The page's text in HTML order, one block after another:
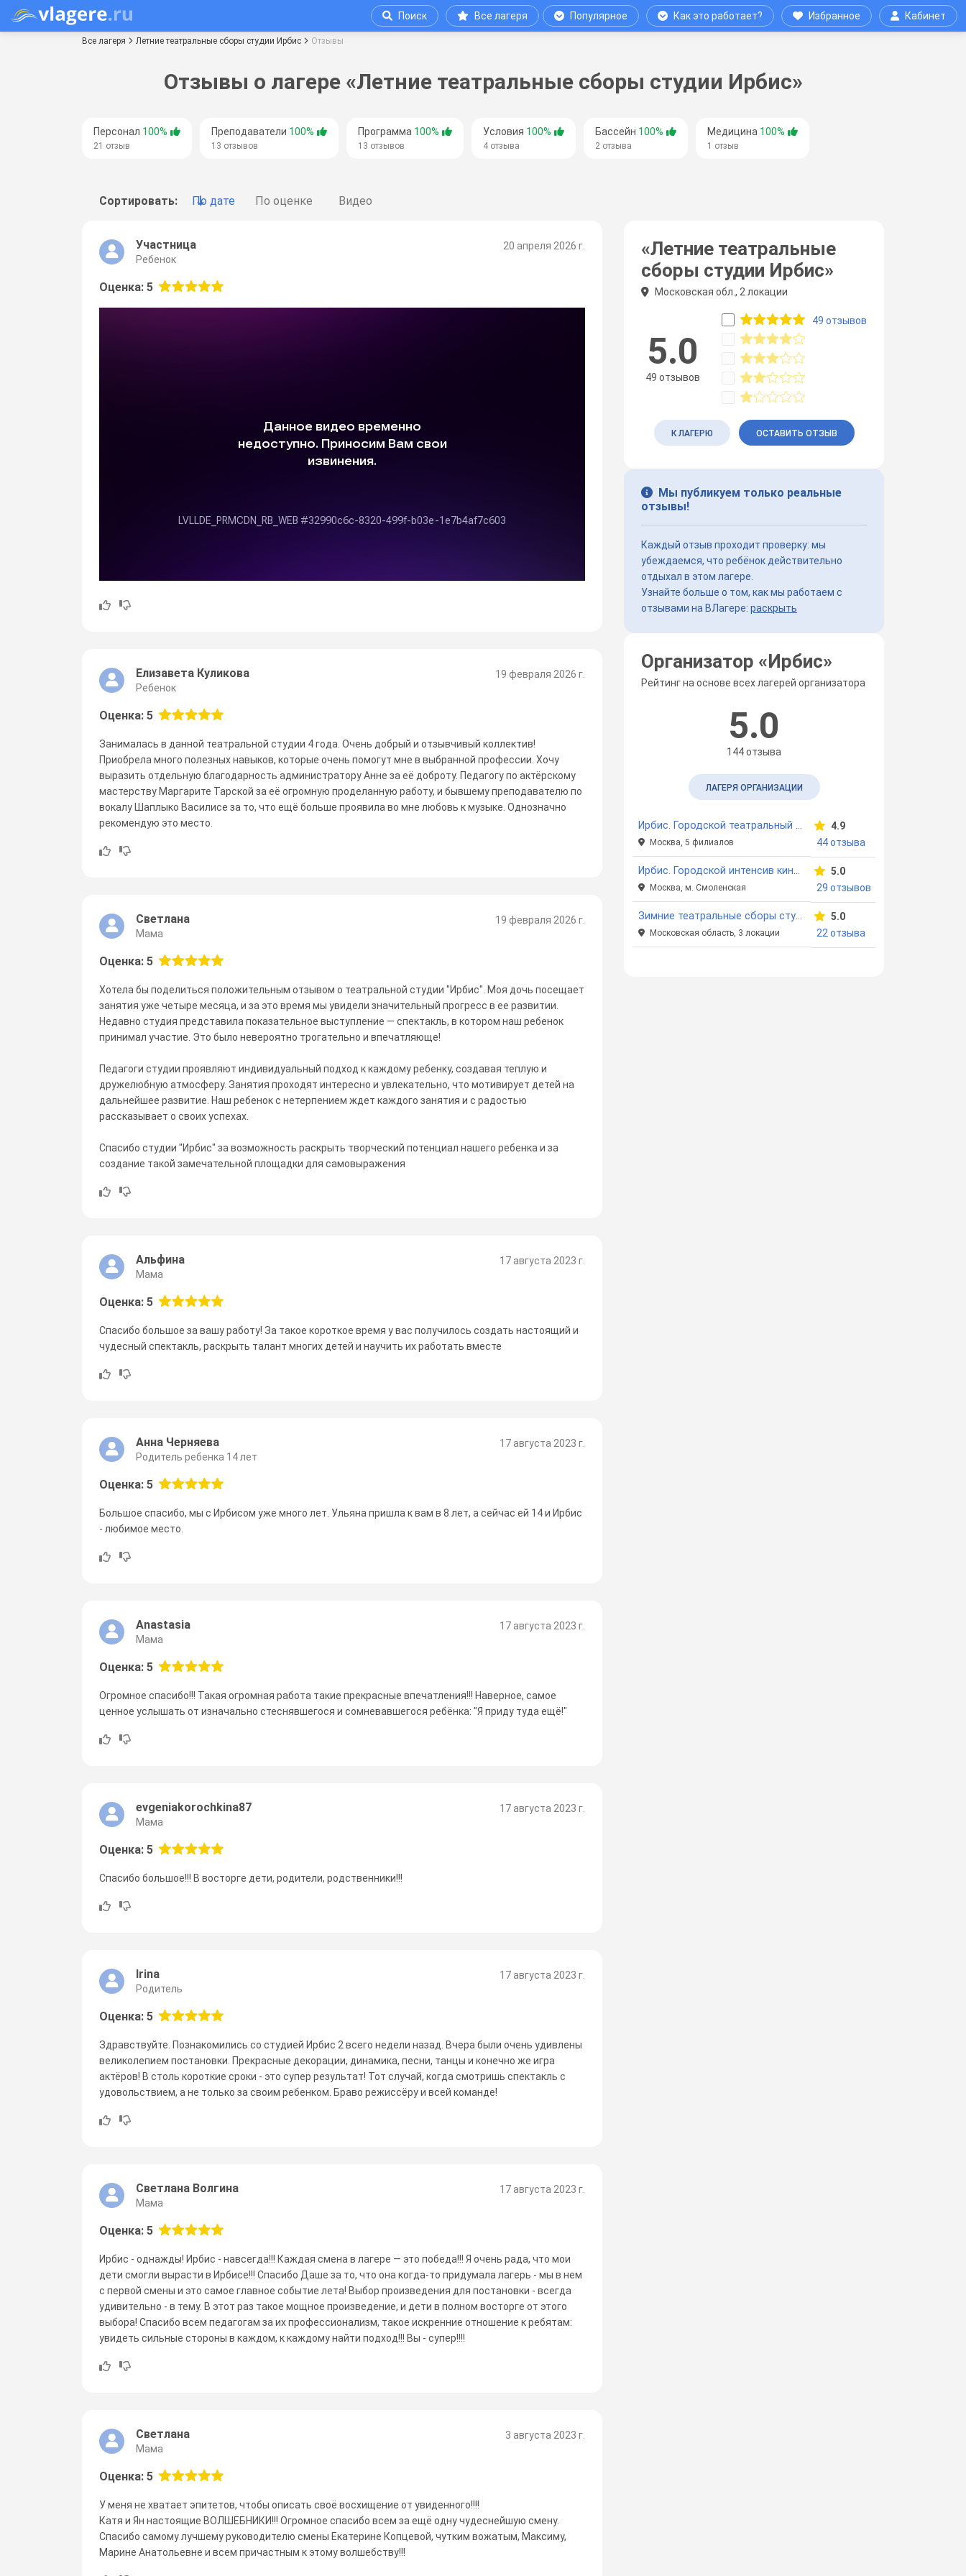
Поиск Все лагеря Популярное Как это работает? Избранное Кабинет
Все лагеря Летние театральные сборы студии Ирбис Отзывы
Отзывы о лагере «Летние театральные сборы студии Ирбис»
Персонал 100%
21 отзыв
Преподаватели 100%
13 отзывов
Программа 100%
13 отзывов
Условия 100%
4 отзыва
Бассейн 100%
2 отзыва
Медицина 100%
1 отзыв
Сортировать: По дате По оценке Видео
20 апреля 2026 г.
Участница
Ребенок
Оценка: 5
19 февраля 2026 г.
Елизавета Куликова
Ребенок
Оценка: 5
Занималась в данной театральной студии 4 года. Очень добрый и отзывчивый коллектив!
Приобрела много полезных навыков, которые очень помогут мне в выбранной профессии. Хочу
выразить отдельную благодарность администратору Анне за её доброту. Педагогу по актёрскому
мастерству Маргарите Тарской за её огромную проделанную работу, и бывшему преподавателю по
вокалу Шаплыко Василисе за то, что ещё больше проявила во мне любовь к музыке. Однозначно
рекомендую это место.
19 февраля 2026 г.
Светлана
Мама
Оценка: 5
Хотела бы поделиться положительным отзывом о театральной студии "Ирбис". Моя дочь посещает
занятия уже четыре месяца, и за это время мы увидели значительный прогресс в ее развитии.
Недавно студия представила показательное выступление — спектакль, в котором наш ребенок
принимал участие. Это было невероятно трогательно и впечатляюще!
Педагоги студии проявляют индивидуальный подход к каждому ребенку, создавая теплую и
дружелюбную атмосферу. Занятия проходят интересно и увлекательно, что мотивирует детей на
дальнейшее развитие. Наш ребенок с нетерпением ждет каждого занятия и с радостью
рассказывает о своих успехах.
Спасибо студии "Ирбис" за возможность раскрыть творческий потенциал нашего ребенка и за
создание такой замечательной площадки для самовыражения
17 августа 2023 г.
Альфина
Мама
Оценка: 5
Спасибо большое за вашу работу! За такое короткое время у вас получилось создать настоящий и
чудесный спектакль, раскрыть талант многих детей и научить их работать вместе
17 августа 2023 г.
Анна Черняева
Родитель ребенка 14 лет
Оценка: 5
Большое спасибо, мы с Ирбисом уже много лет. Ульяна пришла к вам в 8 лет, а сейчас ей 14 и Ирбис
- любимое место.
17 августа 2023 г.
Anastasia
Мама
Оценка: 5
Огромное спасибо!!! Такая огромная работа такие прекрасные впечатления!!! Наверное, самое
ценное услышать от изначально стеснявшегося и сомневавшегося ребёнка: "Я приду туда ещё!"
17 августа 2023 г.
evgeniakorochkina87
Мама
Оценка: 5
Спасибо большое!!! В восторге дети, родители, родственники!!!
17 августа 2023 г.
Irina
Родитель
Оценка: 5
Здравствуйте. Познакомились со студией Ирбис 2 всего недели назад. Вчера были очень удивлены
великолепием постановки. Прекрасные декорации, динамика, песни, танцы и конечно же игра
актёров! В столь короткие сроки - это супер результат! Тот случай, когда смотришь спектакль с
удовольствием, а не только за своим ребенком. Браво режиссёру и всей команде!
17 августа 2023 г.
Светлана Волгина
Мама
Оценка: 5
Ирбис - однажды! Ирбис - навсегда!!! Каждая смена в лагере — это победа!!! Я очень рада, что мои
дети смогли вырасти в Ирбисе!!! Спасибо Даше за то, что она когда-то придумала лагерь - мы в нем
с первой смены и это самое главное событие лета! Выбор произведения для постановки - всегда
удивительно - в тему. В этот раз такое мощное произведение, и дети в полном восторге от этого
выбора! Спасибо всем педагогам за их профессионализм, такое искренние отношение к ребятам:
увидеть сильные стороны в каждом, к каждому найти подход!!! Вы - супер!!!!
3 августа 2023 г.
Светлана
Мама
Оценка: 5
У меня не хватает эпитетов, чтобы описать своё восхищение от увиденного!!!!
Катя и Ян настоящие ВОЛШЕБНИКИ!!! Огромное спасибо всем за ещё одну чудеснейшую смену.
Спасибо самому лучшему руководителю смены Екатерине Копцевой, чутким вожатым, Максиму,
Марине Анатольевне и всем причастным к этому волшебству!!!
«Летние театральные
сборы студии Ирбис»
Московская обл., 2 локации
5.0
49 отзывов
49 отзывов
К ЛАГЕРЮ ОСТАВИТЬ ОТЗЫВ
Мы публикуем только реальные
отзывы!
Каждый отзыв проходит проверку: мы
убеждаемся, что ребёнок действительно
отдыхал в этом лагере.
Узнайте больше о том, как мы работаем с
отзывами на ВЛагере: раскрыть
Организатор «Ирбис»
Рейтинг на основе всех лагерей организатора
5.0
144 отзыва
ЛАГЕРЯ ОРГАНИЗАЦИИ
Ирбис. Городской театральный интенсив
Москва, 5 филиалов
4.9
44 отзыва
Ирбис. Городской интенсив кино и блогинга в ЦАО
Москва, м. Смоленская
5.0
29 отзывов
Зимние театральные сборы студии "Ирбис" в Подмосковье
Московская область, 3 локации
5.0
22 отзыва